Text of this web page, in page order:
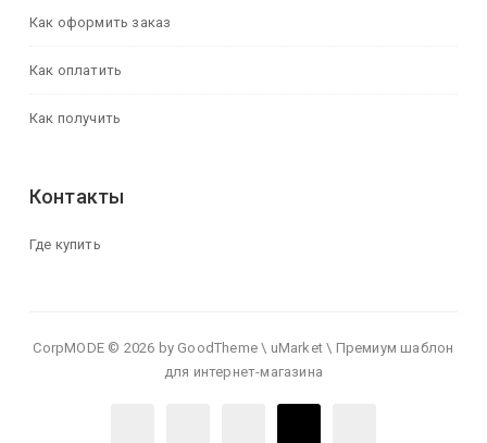
Как оформить заказ
Как оплатить
Как получить
Контакты
Где купить
CorpMODE © 2026 by GoodTheme \ uMarket \ Премиум шаблон
для интернет-магазина